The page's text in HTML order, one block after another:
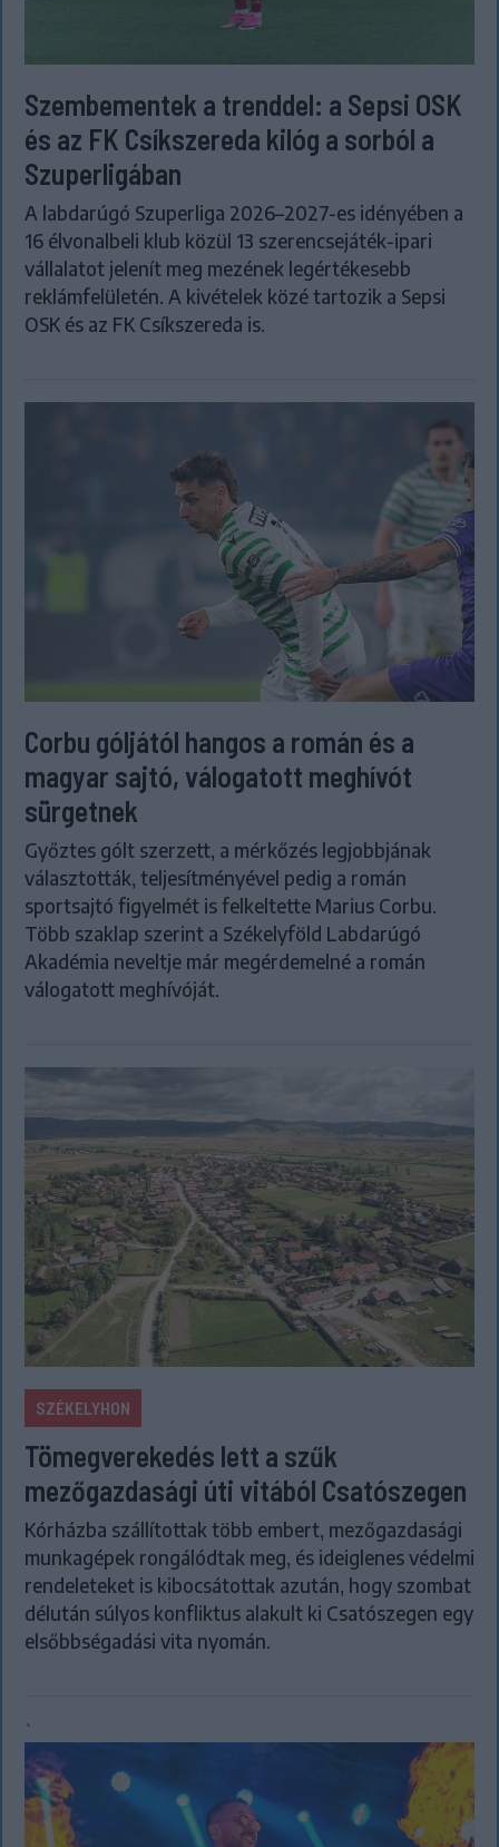
Szembementek a trenddel: a Sepsi OSK
és az FK Csíkszereda kilóg a sorból a
Szuperligában
A labdarúgó Szuperliga 2026–2027-es idényében a
16 élvonalbeli klub közül 13 szerencsejáték-ipari
vállalatot jelenít meg mezének legértékesebb
reklámfelületén. A kivételek közé tartozik a Sepsi
OSK és az FK Csíkszereda is.
Corbu góljától hangos a román és a
magyar sajtó, válogatott meghívót
sürgetnek
Győztes gólt szerzett, a mérkőzés legjobbjának
választották, teljesítményével pedig a román
sportsajtó figyelmét is felkeltette Marius Corbu.
Több szaklap szerint a Székelyföld Labdarúgó
Akadémia neveltje már megérdemelné a román
válogatott meghívóját.
SZÉKELYHON
Tömegverekedés lett a szűk
mezőgazdasági úti vitából Csatószegen
Kórházba szállítottak több embert, mezőgazdasági
munkagépek rongálódtak meg, és ideiglenes védelmi
rendeleteket is kibocsátottak azután, hogy szombat
délután súlyos konfliktus alakult ki Csatószegen egy
elsőbbségadási vita nyomán.
`